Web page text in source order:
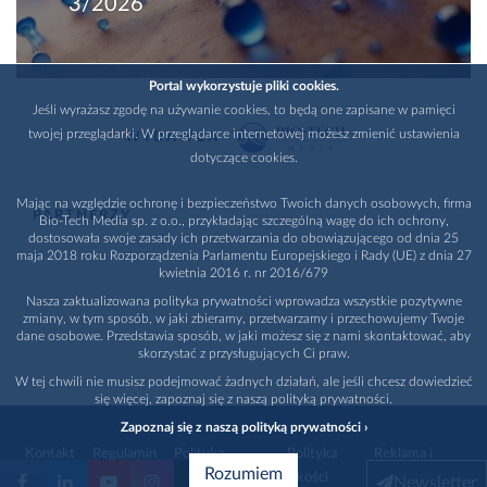
3/2026
WYDAWCA
PARTNERZY
Polityka
prywatności
Polityka
promocja
Portal wykorzystuje pliki cookies.
Jeśli wyrażasz zgodę na używanie cookies, to będą one zapisane w pamięci
twojej przeglądarki. W przeglądarce internetowej możesz zmienić ustawienia
dotyczące cookies.
Mając na względzie ochronę i bezpieczeństwo Twoich danych osobowych, firma
Bio-Tech Media sp. z o.o., przykładając szczególną wagę do ich ochrony,
dostosowała swoje zasady ich przetwarzania do obowiązującego od dnia 25
maja 2018 roku Rozporządzenia Parlamentu Europejskiego i Rady (UE) z dnia 27
kwietnia 2016 r. nr 2016/679
Nasza zaktualizowana polityka prywatności wprowadza wszystkie pozytywne
zmiany, w tym sposób, w jaki zbieramy, przetwarzamy i przechowujemy Twoje
dane osobowe. Przedstawia sposób, w jaki możesz się z nami skontaktować, aby
skorzystać z przysługujących Ci praw.
W tej chwili nie musisz podejmować żadnych działań, ale jeśli chcesz dowiedzieć
się więcej, zapoznaj się z naszą polityką prywatności.
Zapoznaj się z naszą polityką prywatności ›
Rozumiem Newsletter